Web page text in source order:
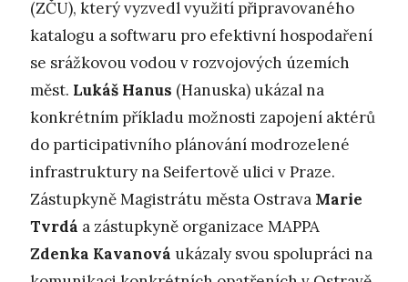
(ZČU), který vyzvedl využití připravovaného
katalogu a softwaru pro efektivní hospodaření
se srážkovou vodou v rozvojových územích
měst. Lukáš Hanus (Hanuska) ukázal na
konkrétním příkladu možnosti zapojení aktérů
do participativního plánování modrozelené
infrastruktury na Seifertově ulici v Praze.
Zástupkyně Magistrátu města Ostrava Marie
Tvrdá a zástupkyně organizace MAPPA
Zdenka Kavanová ukázaly svou spolupráci na